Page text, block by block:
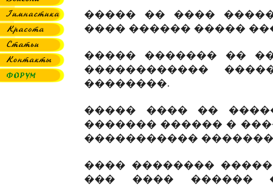
����� �� ����
���� ������ �����
����� ������� ��
������������
��������.
����� ���� ��
������� ������ �
�����������
���� ��������
��� ���� ������